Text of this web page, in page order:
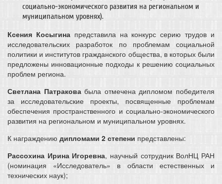
социально-экономического развития на региональном и
муниципальном уровнях).
Ксения Косыгинапредставила на конкурс серию трудов и
исследовательских разработок по проблемам социальной
политики и институтов гражданского общества, в которых были
предложены инновационные подходы к решению социальных
проблем региона.
Светлана Патраковабыла отмечена дипломом победителя
за исследовательские проекты, посвященные проблемам
обеспечения пространственного и социально-экономического
развития на региональном и муниципальном уровнях.
К награждению дипломами 2 степени представлены:
Рассохина Ирина Игоревна, научный сотрудник ВолНЦ РАН
(номинация «Исследователь» в области естественных и
технических наук);